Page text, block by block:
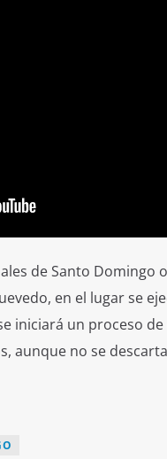
de Santo
en el lugar se
iniciará un proceso
aunque no se